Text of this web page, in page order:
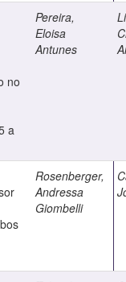
no
a
Pereira,
Eloisa
Antunes
Rosenberger,
Andressa
Giombelli